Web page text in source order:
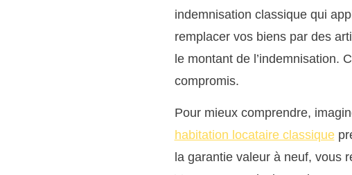
indemnisation classique qui
remplacer vos biens par des
le montant de l’indemnisation.
compromis.
Pour mieux comprendre,
habitation locataire classique
la garantie valeur à neuf, vous